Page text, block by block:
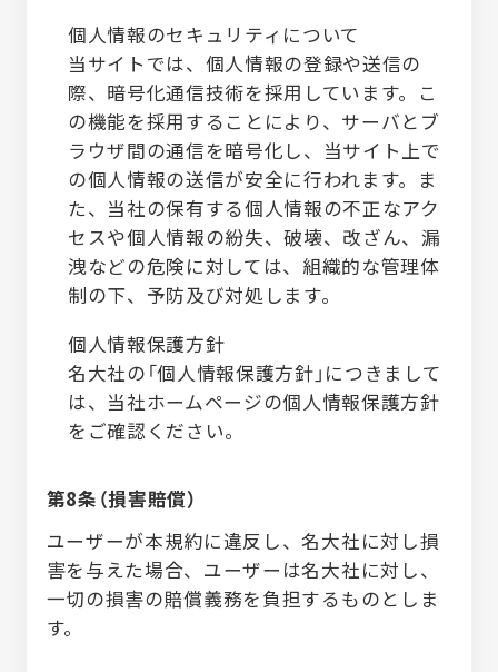
個人情報のセキュリティについて
当サイトでは、個人情報の登録や送信の
際、暗号化通信技術を採用しています。こ
の機能を採用することにより、サーバとブ
ラウザ間の通信を暗号化し、当サイト上で
の個人情報の送信が安全に行われます。ま
た、当社の保有する個人情報の不正なアク
セスや個人情報の紛失、破壊、改ざん、漏
洩などの危険に対しては、組織的な管理体
制の下、予防及び対処します。
個人情報保護方針
名大社の「個人情報保護方針」につきまして
は、当社ホームページの個人情報保護方針
をご確認ください。
第8条（損害賠償）
ユーザーが本規約に違反し、名大社に対し損
害を与えた場合、ユーザーは名大社に対し、
一切の損害の賠償義務を負担するものとしま
す。